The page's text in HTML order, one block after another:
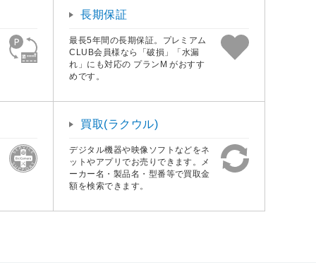
長期保証
最長5年間の長期保証。プレミアム
CLUB会員様なら「破損」「水漏
れ」にも対応の プランM がおすす
めです。
買取(ラクウル)
デジタル機器や映像ソフトなどをネ
ットやアプリでお売りできます。メ
ーカー名・製品名・型番等で買取金
額を検索できます。